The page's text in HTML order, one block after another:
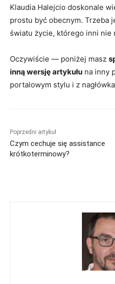
Klaudia Halejcio doskonale
prostu być obecnym. Trzeba
światu życie, którego inni nie
Oczywiście — poniżej masz
inną wersję artykułu na inny
portalowym stylu i z
Poprzedni artykuł
Czym cechuje się assistance
krótkoterminowy?